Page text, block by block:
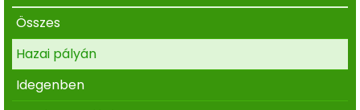
Összes
Hazai pályán
Idegenben